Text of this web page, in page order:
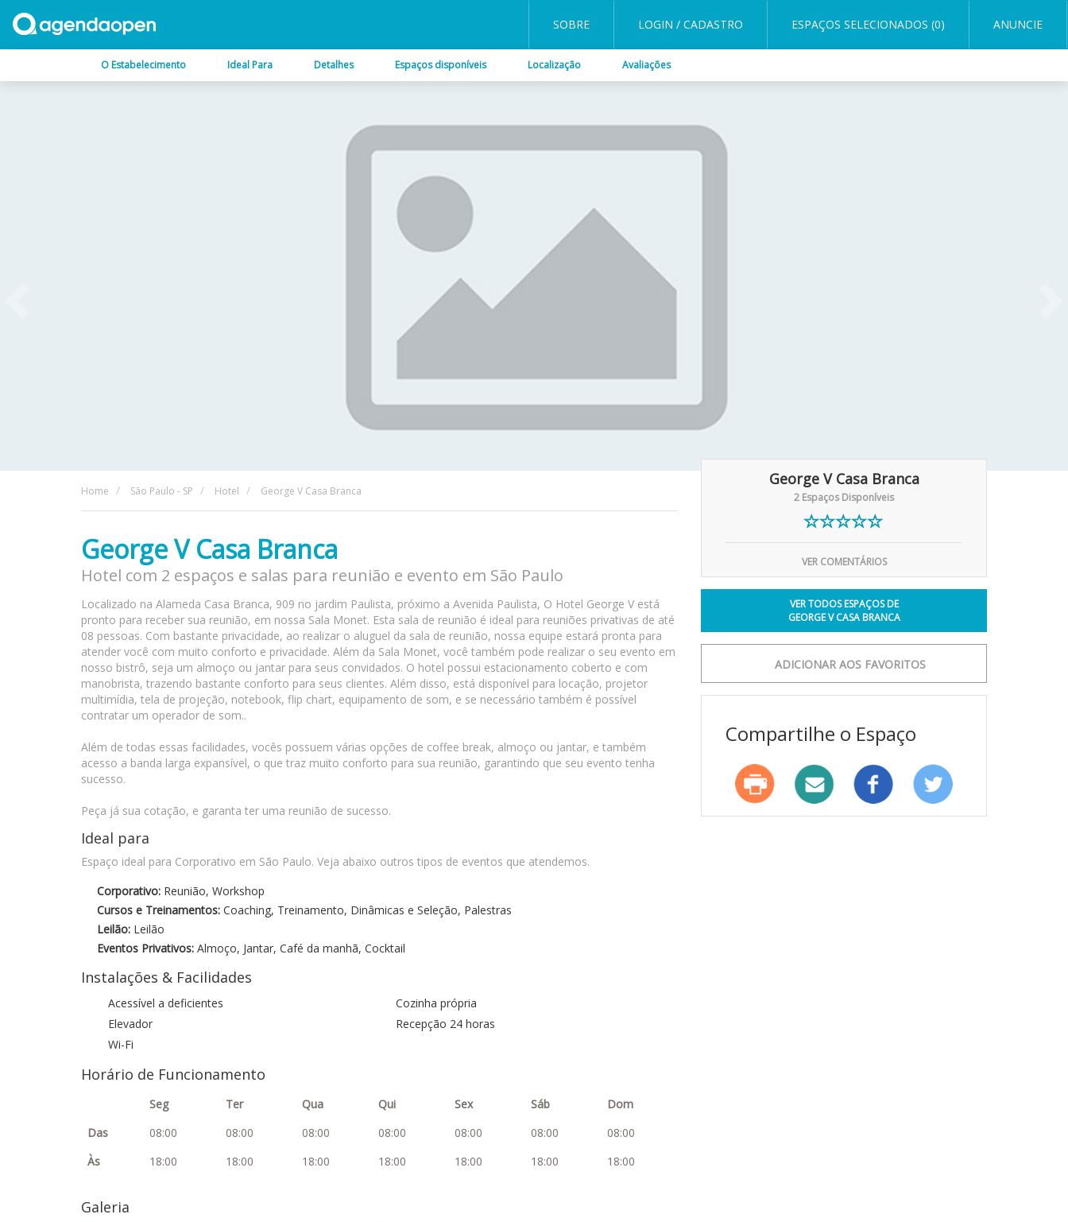
SOBRE LOGIN / CADASTRO ESPAÇOS SELECIONADOS (0) ANUNCIE
O Estabelecimento Ideal Para Detalhes Espaços disponíveis Localização Avaliações
Home São Paulo - SP Hotel George V Casa Branca
George V Casa Branca
Hotel com 2 espaços e salas para reunião e evento em São Paulo
Localizado na Alameda Casa Branca, 909 no jardim Paulista, próximo a Avenida Paulista, O Hotel George V está
pronto para receber sua reunião, em nossa Sala Monet. Esta sala de reunião é ideal para reuniões privativas de até
08 pessoas. Com bastante privacidade, ao realizar o aluguel da sala de reunião, nossa equipe estará pronta para
atender você com muito conforto e privacidade. Além da Sala Monet, você também pode realizar o seu evento em
nosso bistrô, seja um almoço ou jantar para seus convidados. O hotel possui estacionamento coberto e com
manobrista, trazendo bastante conforto para seus clientes. Além disso, está disponível para locação, projetor
multimídia, tela de projeção, notebook, flip chart, equipamento de som, e se necessário também é possível
contratar um operador de som..
Além de todas essas facilidades, vocês possuem várias opções de coffee break, almoço ou jantar, e também
acesso a banda larga expansível, o que traz muito conforto para sua reunião, garantindo que seu evento tenha
sucesso.
Peça já sua cotação, e garanta ter uma reunião de sucesso.
Ideal para
Espaço ideal para Corporativo em São Paulo. Veja abaixo outros tipos de eventos que atendemos.
Corporativo: Reunião, Workshop
Cursos e Treinamentos: Coaching, Treinamento, Dinâmicas e Seleção, Palestras
Leilão: Leilão
Eventos Privativos: Almoço, Jantar, Café da manhã, Cocktail
Instalações & Facilidades
Acessível a deficientes
Cozinha própria
Elevador
Recepção 24 horas
Wi-Fi
Horário de Funcionamento
Seg Ter Qua Qui Sex Sáb
Dom
Das
08:00 08:00 08:00 08:00 08:00 08:00
08:00
Às
18:00 18:00 18:00 18:00 18:00 18:00 18:00
Galeria
George V Casa Branca
2 Espaços Disponíveis
VER COMENTÁRIOS
VER TODOS ESPAÇOS DE
GEORGE V CASA BRANCA
Compartilhe o Espaço